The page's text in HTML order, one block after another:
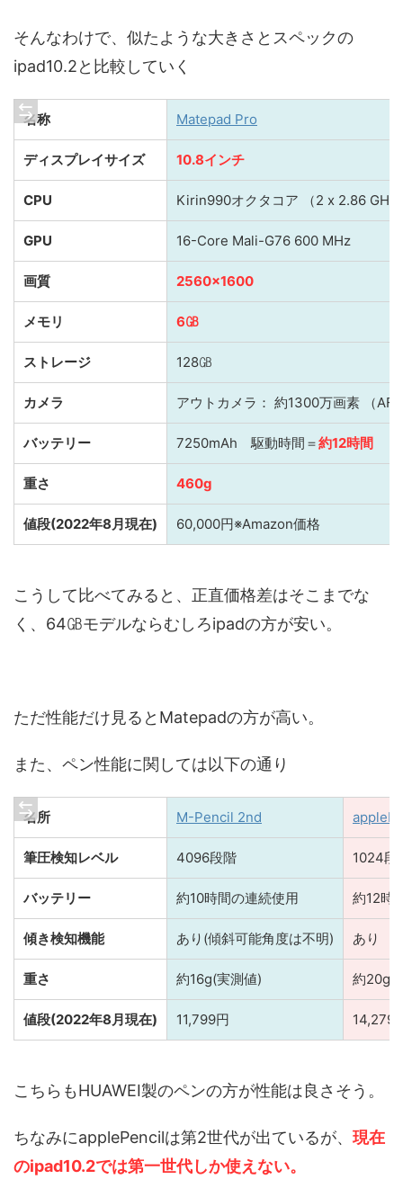
そんなわけで、似たような大きさとスペックの
ipad10.2と比較していく
名称 Matepad Pro
ディスプレイサイズ 10.8インチ
CPU Kirin990オクタコア （2 x 2.86
GPU 16-Core Mali-G76 600 MHz
画質 2560×1600
メモリ 6㎇
ストレージ 128㎇
カメラ アウトカメラ： 約1300万画素 （AF
バッテリー 7250mAh 駆動時間＝約12時間
重さ 460g
値段(2022年8月現在) 60,000円※Amazon価格
こうして比べてみると、正直価格差はそこまでな
く、64㎇モデルならむしろipadの方が安い。
ただ性能だけ見るとMatepadの方が高い。
また、ペン性能に関しては以下の通り
名所 M-Pencil 2nd
筆圧検知レベル 4096段階 1024段
バッテリー 約10時間の連続使用 約12時
傾き検知機能 あり(傾斜可能角度は不明) あり
重さ 約16g(実測値) 約20g
値段(2022年8月現在) 11,799円 14,279
こちらもHUAWEI製のペンの方が性能は良さそう。
ちなみにapplePencilは第2世代が出ているが、 現在
のipad10.2では第一世代しか使えない。